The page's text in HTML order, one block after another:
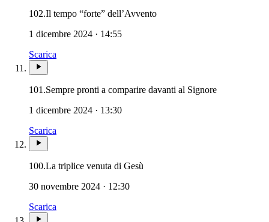
102.Il tempo “forte” dell’Avvento
1 dicembre 2024 · 14:55
Scarica
101.Sempre pronti a comparire davanti al Signore
1 dicembre 2024 · 13:30
Scarica
100.La triplice venuta di Gesù
30 novembre 2024 · 12:30
Scarica